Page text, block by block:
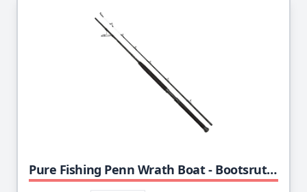
Pure Fishing Penn Wrath Boat - Bootsrute in Zwei Varianten, Länge 2,13m, 20-30lb oder 50-50lb, 8 Titanoxid-Ringe, Kohlefaserblank (2,13m - 30-50lb)